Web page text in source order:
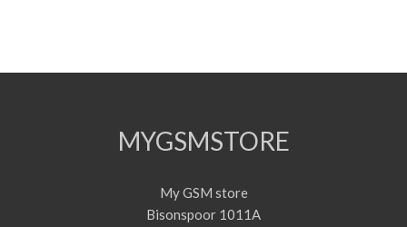
MYGSMSTORE
My GSM store
Bisonspoor 1011A